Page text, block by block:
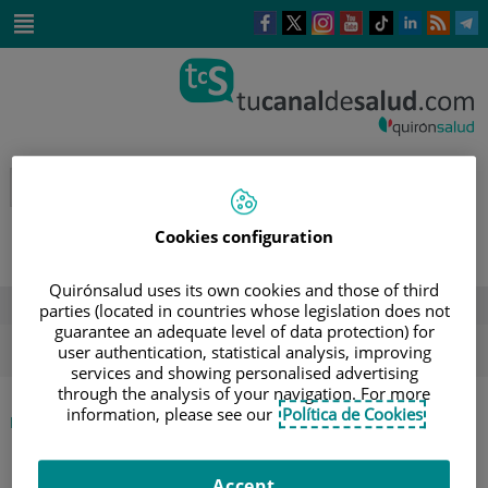
Este
enlace
se
ventana
nueva.
Este
enlace
se
una
ventana
nueva.
Este
enlace
se
una
ventana
nueva.
Este
enlace
se
una
ventana
nueva.
Enlace
una
Enlace
una
DESTACADOS
ola de calor verano sol
INICIO |AGENDA|REVISIÓN GRATUITA DE LUNARES
Cookies configuration
Quirónsalud uses its own cookies and those of third
parties (located in countries whose legislation does not
guarantee an adequate level of data protection) for
user authentication, statistical analysis, improving
services and showing personalised advertising
through the analysis of your navigation. For more
information, please see our Política de Cookies